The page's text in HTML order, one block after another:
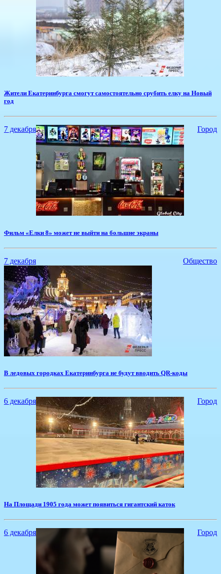
​Жители Екатеринбурга смогут самостоятельно срубить елку на Новый
год
7 декабря Город
Фильм «Елки 8» может не выйти на большие экраны
7 декабря Общество
​В ледовых городках Екатеринбурга не будут вводить QR-коды
6 декабря Город
​На Площади 1905 года может появиться гигантский каток
6 декабря Город